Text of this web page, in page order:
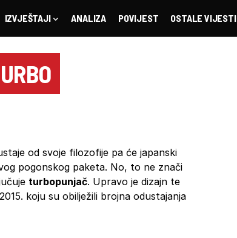
IZVJEŠTAJI ANALIZA POVIJEST OSTALE VIJESTI
od svoje filozofije pa će japanski
pogonskog paketa. No, to ne znači
turbopunjač. Upravo je dizajn te
koju su obilježili brojna odustajanja